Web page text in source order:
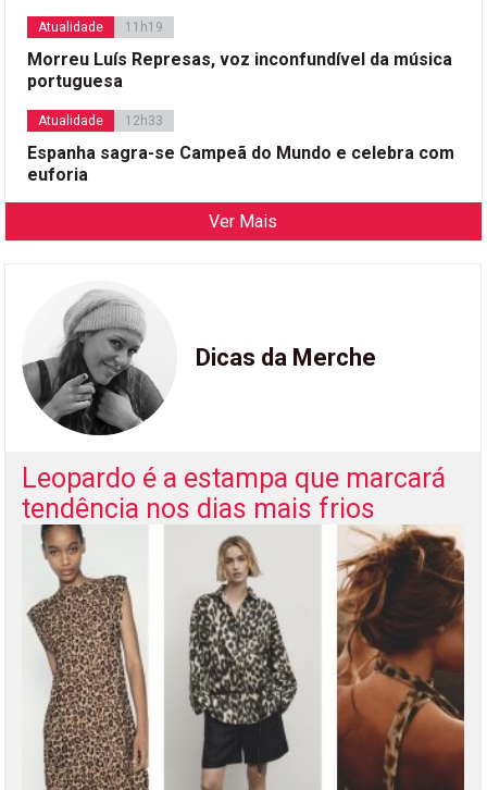
Atualidade 11h19
Morreu Luís Represas, voz inconfundível da música
portuguesa
Atualidade 12h33
Espanha sagra-se Campeã do Mundo e celebra com
euforia
Ver Mais
Dicas da Merche
Leopardo é a estampa que marcará
tendência nos dias mais frios